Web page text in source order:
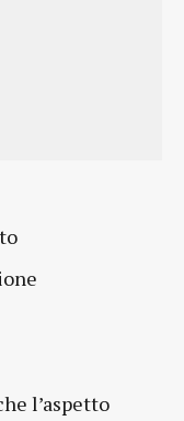
l’aspetto